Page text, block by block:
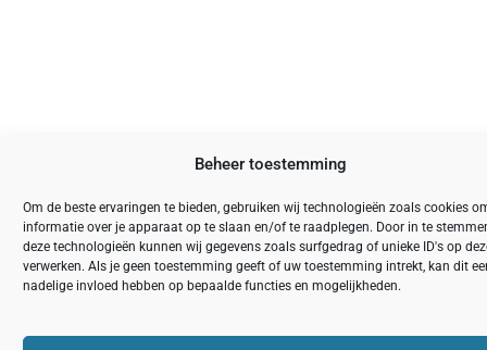
Beheer toestemming
Om de beste ervaringen te bieden, gebruiken wij technologieën zoals cookies
informatie over je apparaat op te slaan en/of te raadplegen. Door in te
deze technologieën kunnen wij gegevens zoals surfgedrag of unieke ID's op
verwerken. Als je geen toestemming geeft of uw toestemming intrekt, kan dit
nadelige invloed hebben op bepaalde functies en mogelijkheden.